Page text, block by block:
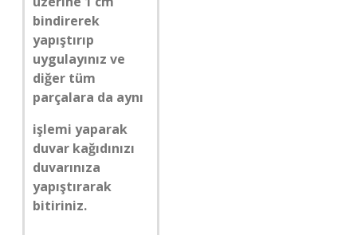
bindirerek
yapıştırıp
uygulayınız ve
diğer tüm
parçalara da aynı
işlemi yaparak
duvar kağıdınızı
duvarınıza
yapıştırarak
bitiriniz.